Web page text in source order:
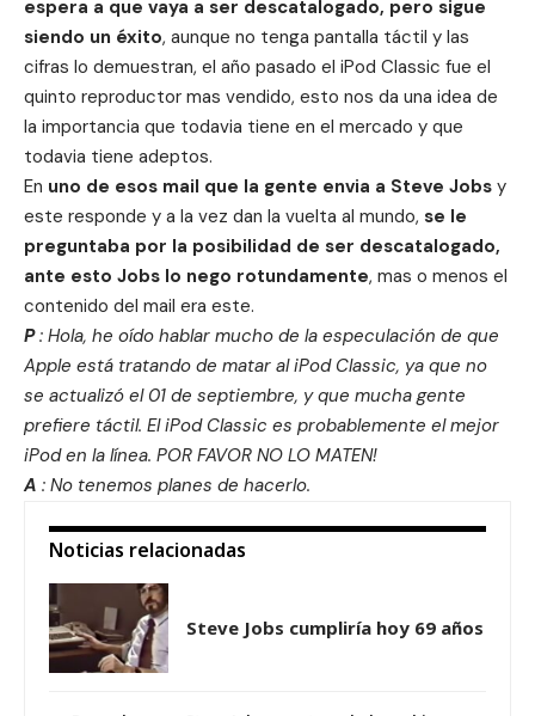
espera a que vaya a ser descatalogado, pero sigue
siendo un éxito, aunque no tenga pantalla táctil y las
cifras lo demuestran, el año pasado el iPod Classic fue el
quinto reproductor mas vendido, esto nos da una idea de
la importancia que todavia tiene en el mercado y que
todavia tiene adeptos.
En uno de esos mail que la gente envia a Steve Jobs y
este responde y a la vez dan la vuelta al mundo, se le
preguntaba por la posibilidad de ser descatalogado,
ante esto Jobs lo nego rotundamente, mas o menos el
contenido del mail era este.
P: Hola, he oído hablar mucho de la especulación de que
Apple está tratando de matar al iPod Classic, ya que no
se actualizó el 01 de septiembre, y que mucha gente
prefiere táctil. El iPod Classic es probablemente el mejor
iPod en la línea. POR FAVOR NO LO MATEN!
A : No tenemos planes de hacerlo.
Noticias relacionadas
Steve Jobs cumpliría hoy 69 años